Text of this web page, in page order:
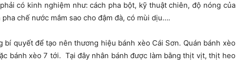
có kinh nghiệm như: cách pha bột, kỹ thuật chiên, độ nóng của
chế nước mắm sao cho đậm đà, có mùi dịu….
quyết để tạo nên thương hiệu bánh xèo Cái Sơn. Quán bánh xèo
bánh xèo 7 tới. Tại đây nhân bánh được làm bằng thịt vịt, thịt heo